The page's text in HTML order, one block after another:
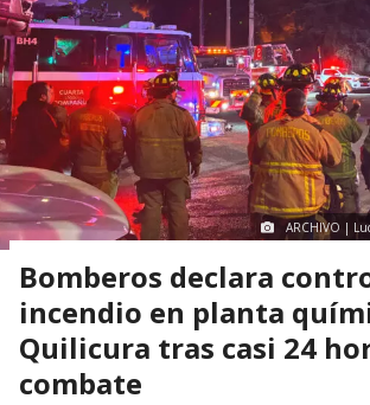
ARCHIVO |
Bomberos declara
incendio en planta
Quilicura tras casi 24
combate